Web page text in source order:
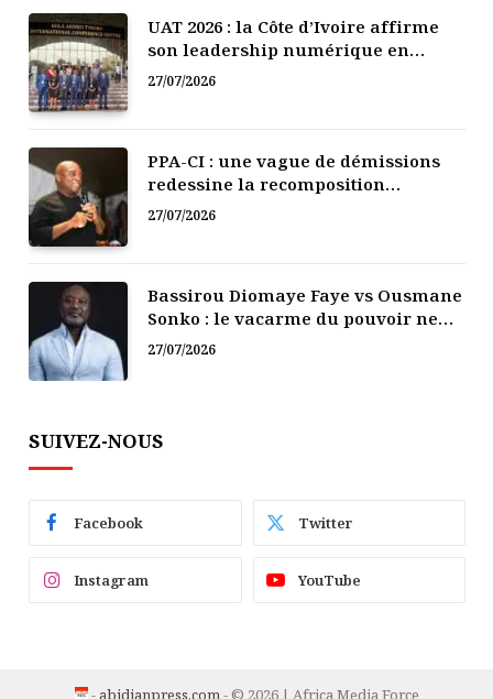
UAT 2026 : la Côte d’Ivoire affirme
son leadership numérique en
Afrique
27/07/2026
PPA-CI : une vague de démissions
redessine la recomposition
politique
27/07/2026
Bassirou Diomaye Faye vs Ousmane
Sonko : le vacarme du pouvoir ne
doit pas faire oublier les liens de la
27/07/2026
SUIVEZ-NOUS
Facebook Twitter
Instagram YouTube
- abidjanpress.com - © 2026 | Africa Media Force